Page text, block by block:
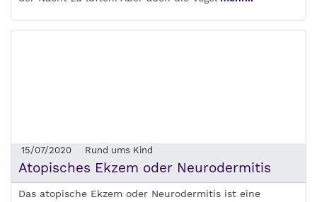
15/07/2020 Rund ums Kind
Atopisches Ekzem oder Neurodermitis
Das atopische Ekzem oder Neurodermitis ist eine